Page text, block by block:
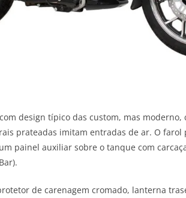
design típico das custom, mas moderno,
prateadas imitam entradas de ar. O farol
painel auxiliar sobre o tanque com
de carenagem cromado, lanterna